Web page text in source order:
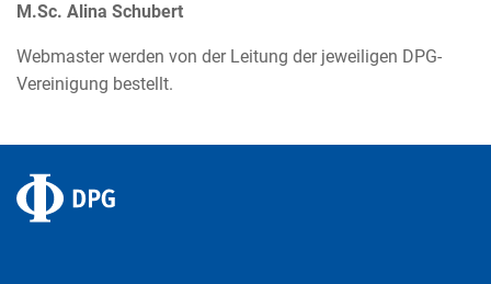
M.Sc. Alina Schubert
Webmaster werden von der Leitung der jeweiligen DPG-
Vereinigung bestellt.